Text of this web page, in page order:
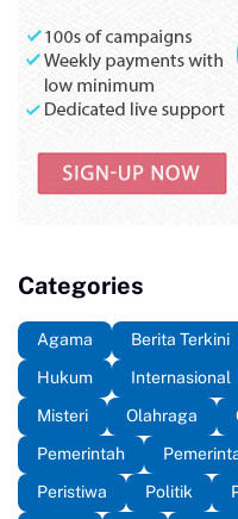
Categories
Agama Berita Terkini
Hukum
Internasional
Misteri
Olahraga
Pemerintah
Peristiwa
Politik